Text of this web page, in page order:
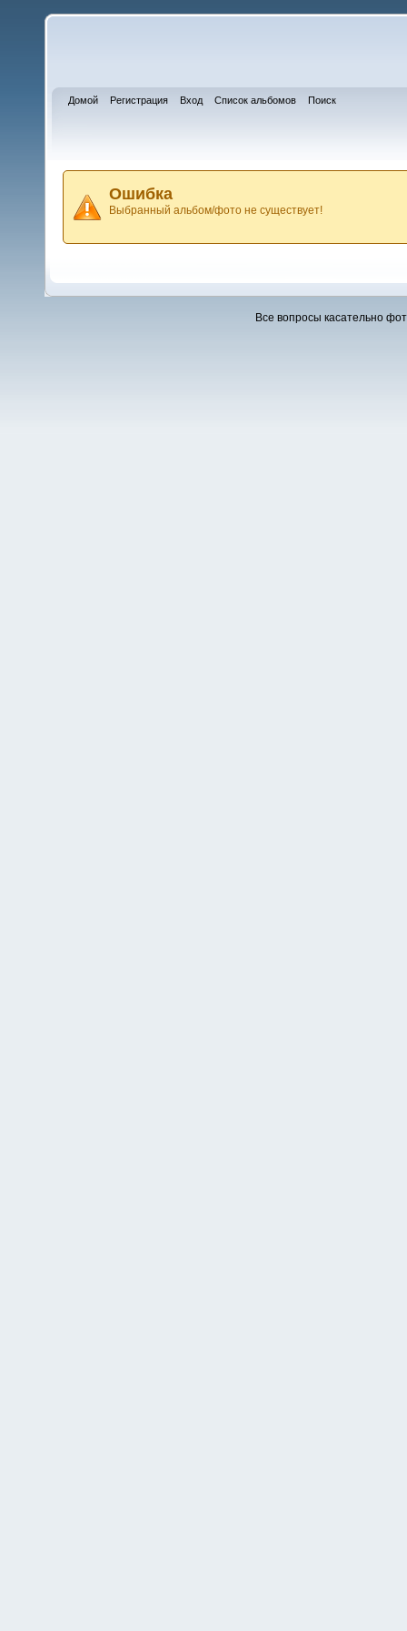
Домой Регистрация Вход Список альбомов Поиск
Ошибка
Выбранный альбом/фото не существует!
Все вопросы касательно